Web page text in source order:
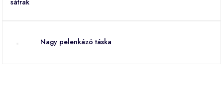
Nagy pelenkázó táska